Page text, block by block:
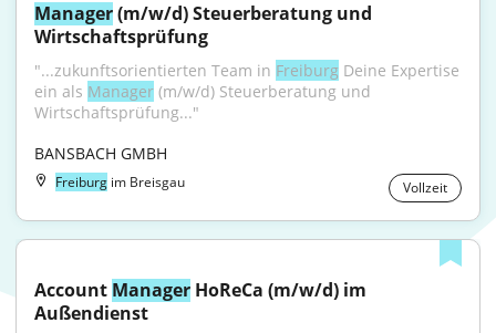
Manager (m/w/d) Steuerberatung und
Wirtschaftsprüfung
"...zukunftsorientierten Team in Freiburg Deine Expertise
ein als Manager (m/w/d) Steuerberatung und
Wirtschaftsprüfung..."
BANSBACH GMBH
Freiburg im Breisgau Vollzeit
Account Manager HoReCa (m/w/d) im
Außendienst